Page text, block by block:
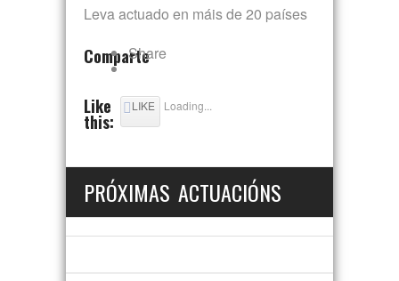
Leva actuado en máis de 20 países
Comparte
Share
Like
this:
LIKE Loading...
PRÓXIMAS ACTUACIÓNS